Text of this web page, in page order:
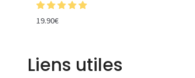
19.90€
Liens utiles